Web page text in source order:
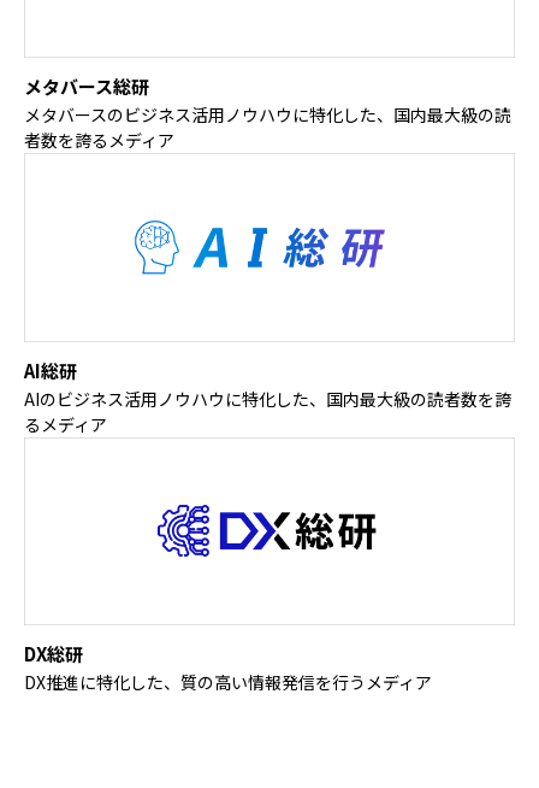
メタバース総研
メタバースのビジネス活用ノウハウに特化した、国内最大級の読
者数を誇るメディア
AI総研
AIのビジネス活用ノウハウに特化した、国内最大級の読者数を誇
るメディア
DX総研
DX推進に特化した、質の高い情報発信を行うメディア